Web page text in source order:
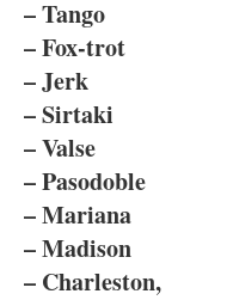
– Tango
– Fox-trot
– Jerk
– Sirtaki
– Valse
– Pasodoble
– Mariana
– Madison
– Charleston,